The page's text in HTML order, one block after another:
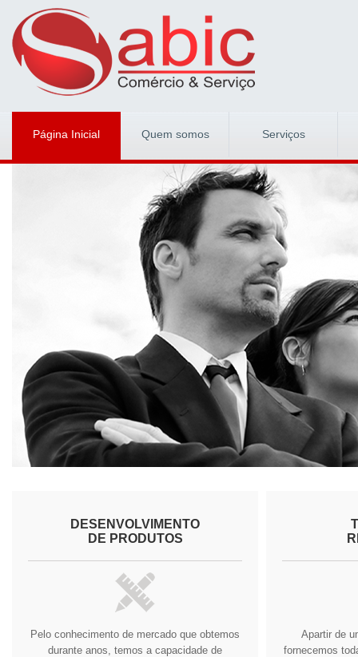
Página Inicial Quem somos Serviços
DESENVOLVIMENTO
DE PRODUTOS
Pelo conhecimento de mercado que obtemos
durante anos, temos a capacidade de
Apartir de
fornecemos